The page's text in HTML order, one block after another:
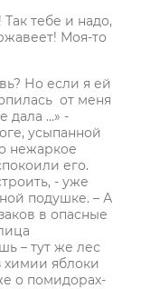
тебе и надо,
Моя-то
Но если я ей
от меня
дала …» -
усыпанной
нежаркое
его.
- уже
подушке. – А
в опасные
– тут же лес
химии яблоки
о помидорах-